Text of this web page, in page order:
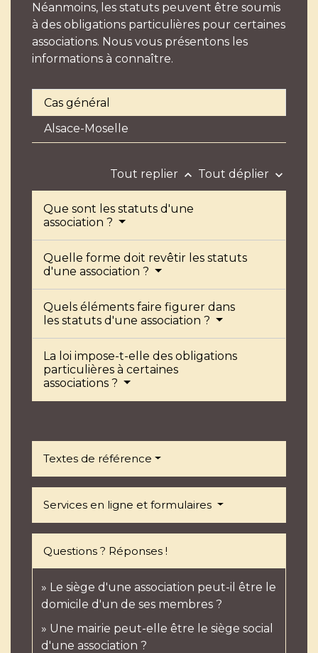
Néanmoins, les statuts peuvent être soumis
à des obligations particulières pour certaines
associations. Nous vous présentons les
informations à connaître.
Cas général
Alsace-Moselle
Tout replier keyboard_arrow_up Tout déplier keyboard_arrow_down
Que sont les statuts d'une
association ?
Quelle forme doit revêtir les statuts
d'une association ?
Quels éléments faire figurer dans
les statuts d'une association ?
La loi impose-t-elle des obligations
particulières à certaines
associations ?
Textes de référence
Services en ligne et formulaires
Questions ? Réponses !
Le siège d'une association peut-il être le
domicile d'un de ses membres ?
Une mairie peut-elle être le siège social
d'une association ?